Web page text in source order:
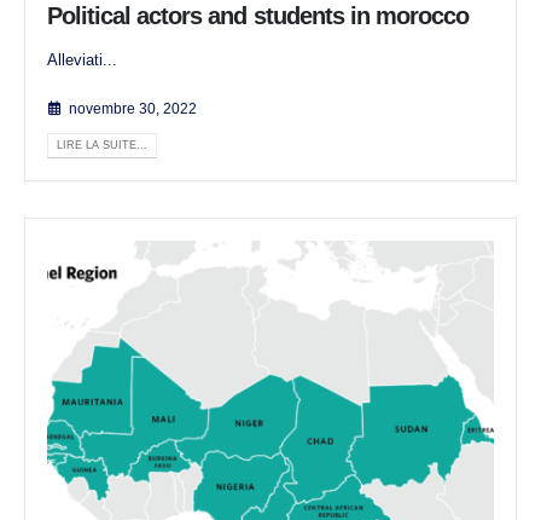
Political actors and students in morocco
Alleviati...
novembre 30, 2022
LIRE LA SUITE...